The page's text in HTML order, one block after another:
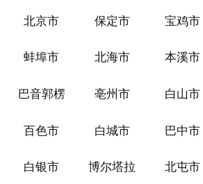
北京市 保定市 宝鸡市
蚌埠市 北海市 本溪市
巴音郭楞 亳州市 白山市
百色市 白城市 巴中市
白银市 博尔塔拉 北屯市